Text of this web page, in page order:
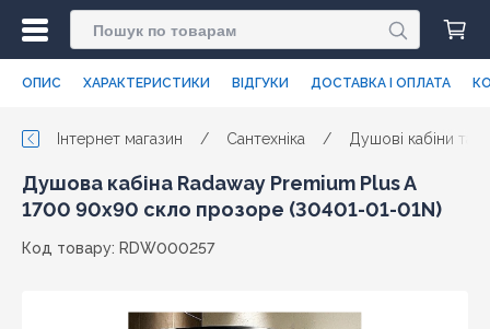
ОПИС ХАРАКТЕРИСТИКИ ВІДГУКИ ДОСТАВКА І ОПЛАТА
Інтернет магазин / Сантехніка / Душові кабіни та
Душова кабіна Radaway Premium Plus A
1700 90x90 скло прозоре (30401-01-01N)
Код товару: RDW000257